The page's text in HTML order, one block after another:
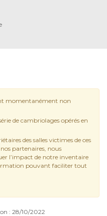
momentanément non
de cambriolages opérés en
des salles victimes de ces
partenaires, nous
l’impact de notre inventaire
pouvant faciliter tout
: 28/10/2022